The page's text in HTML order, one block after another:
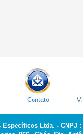
Contato
Ltda. - CNPJ :